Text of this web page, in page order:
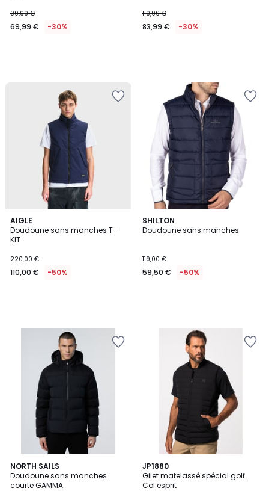
99,99 €
69,99 € -30%
119,99 €
83,99 € -30%
AIGLE
Doudoune sans manches T-
KIT
220,00 €
110,00 € -50%
SHILTON
Doudoune sans manches
119,00 €
59,50 € -50%
NORTH SAILS
Doudoune sans manches
courte GAMMA
JP1880
Gilet matelassé spécial golf.
Col esprit